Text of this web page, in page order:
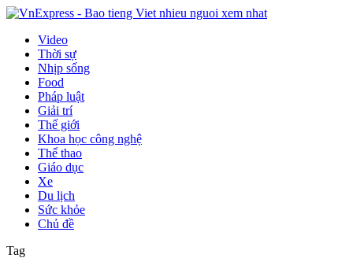
Video
Thời sự
Nhịp sống
Food
Pháp luật
Giải trí
Thế giới
Khoa học công nghệ
Thể thao
Giáo dục
Xe
Du lịch
Sức khỏe
Chủ đề
Tag